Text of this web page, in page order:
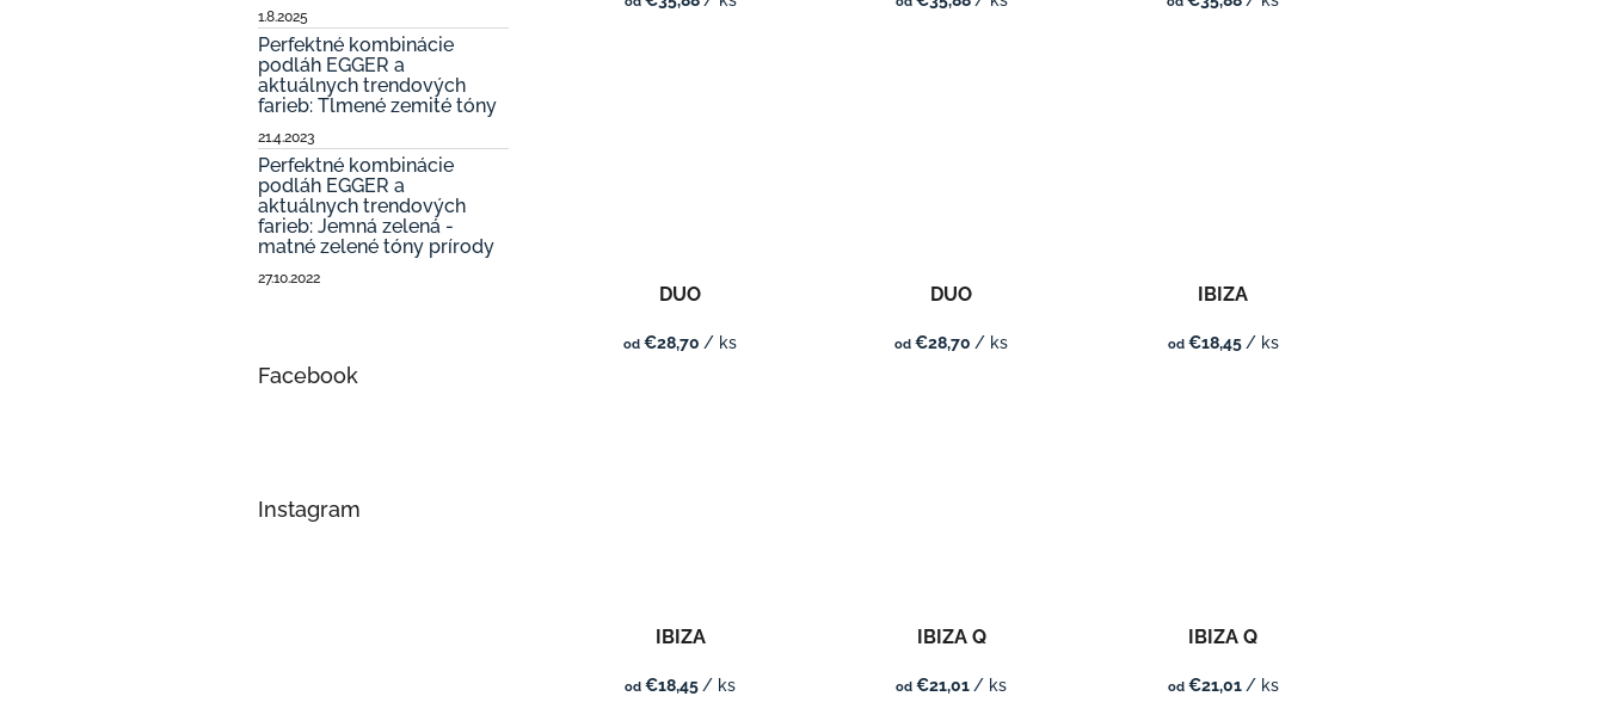
1.8.2025
Perfektné kombinácie
podláh EGGER a
aktuálnych trendových
farieb: Tlmené zemité tóny
21.4.2023
Perfektné kombinácie
podláh EGGER a
aktuálnych trendových
farieb: Jemná zelená -
matné zelené tóny prírody
27.10.2022
Facebook
Instagram
DUO
od €28,70 / ks
DUO
od €28,70 / ks
IBIZA
od€18,45 / ks
IBIZA
od €18,45 / ks
IBIZA Q
od €21,01 / ks
IBIZA Q
od€21,01 / ks